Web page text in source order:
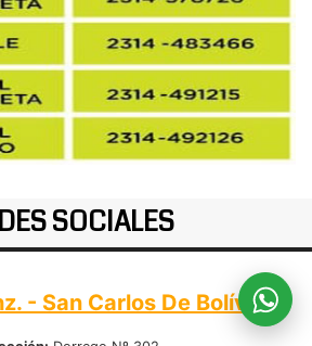
SOCIALES
- San Carlos De Bolívar: